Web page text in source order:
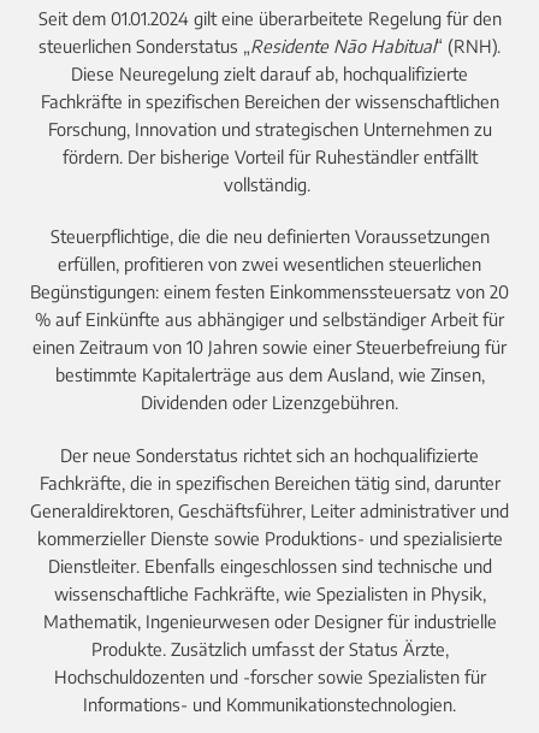
Seit dem 01.01.2024 gilt eine überarbeitete Regelung für den
steuerlichen Sonderstatus „Residente Não Habitual“ (RNH).
Diese Neuregelung zielt darauf ab, hochqualifizierte
Fachkräfte in spezifischen Bereichen der wissenschaftlichen
Forschung, Innovation und strategischen Unternehmen zu
fördern. Der bisherige Vorteil für Ruheständler entfällt
vollständig.
Steuerpflichtige, die die neu definierten Voraussetzungen
erfüllen, profitieren von zwei wesentlichen steuerlichen
Begünstigungen: einem festen Einkommenssteuersatz von 20
% auf Einkünfte aus abhängiger und selbständiger Arbeit für
einen Zeitraum von 10 Jahren sowie einer Steuerbefreiung für
bestimmte Kapitalerträge aus dem Ausland, wie Zinsen,
Dividenden oder Lizenzgebühren.
Der neue Sonderstatus richtet sich an hochqualifizierte
Fachkräfte, die in spezifischen Bereichen tätig sind, darunter
Generaldirektoren, Geschäftsführer, Leiter administrativer und
kommerzieller Dienste sowie Produktions- und spezialisierte
Dienstleiter. Ebenfalls eingeschlossen sind technische und
wissenschaftliche Fachkräfte, wie Spezialisten in Physik,
Mathematik, Ingenieurwesen oder Designer für industrielle
Produkte. Zusätzlich umfasst der Status Ärzte,
Hochschuldozenten und -forscher sowie Spezialisten für
Informations- und Kommunikationstechnologien.